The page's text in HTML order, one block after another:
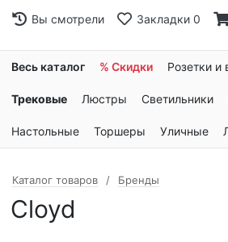
Вы смотрели Закладки 0
Весь каталог % Скидки Розетки и
Трековые Люстры Светильники
Настольные Торшеры Уличные
Каталог товаров Бренды
Cloyd